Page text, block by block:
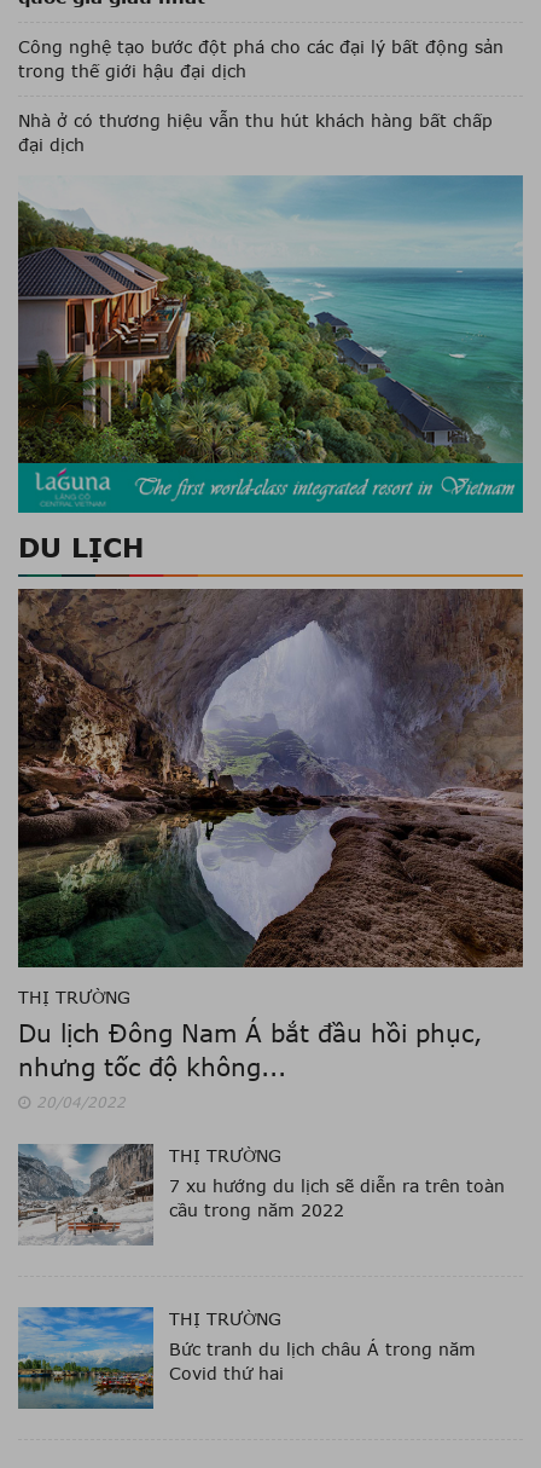
Công nghệ tạo bước đột phá cho các đại lý bất động sản
trong thế giới hậu đại dịch
Nhà ở có thương hiệu vẫn thu hút khách hàng bất chấp
đại dịch
DU LỊCH
THỊ TRƯỜNG
Du lịch Đông Nam Á bắt đầu hồi phục,
nhưng tốc độ không...
20/04/2022
THỊ TRƯỜNG
7 xu hướng du lịch sẽ diễn ra trên toàn
cầu trong năm 2022
THỊ TRƯỜNG
Bức tranh du lịch châu Á trong năm
Covid thứ hai